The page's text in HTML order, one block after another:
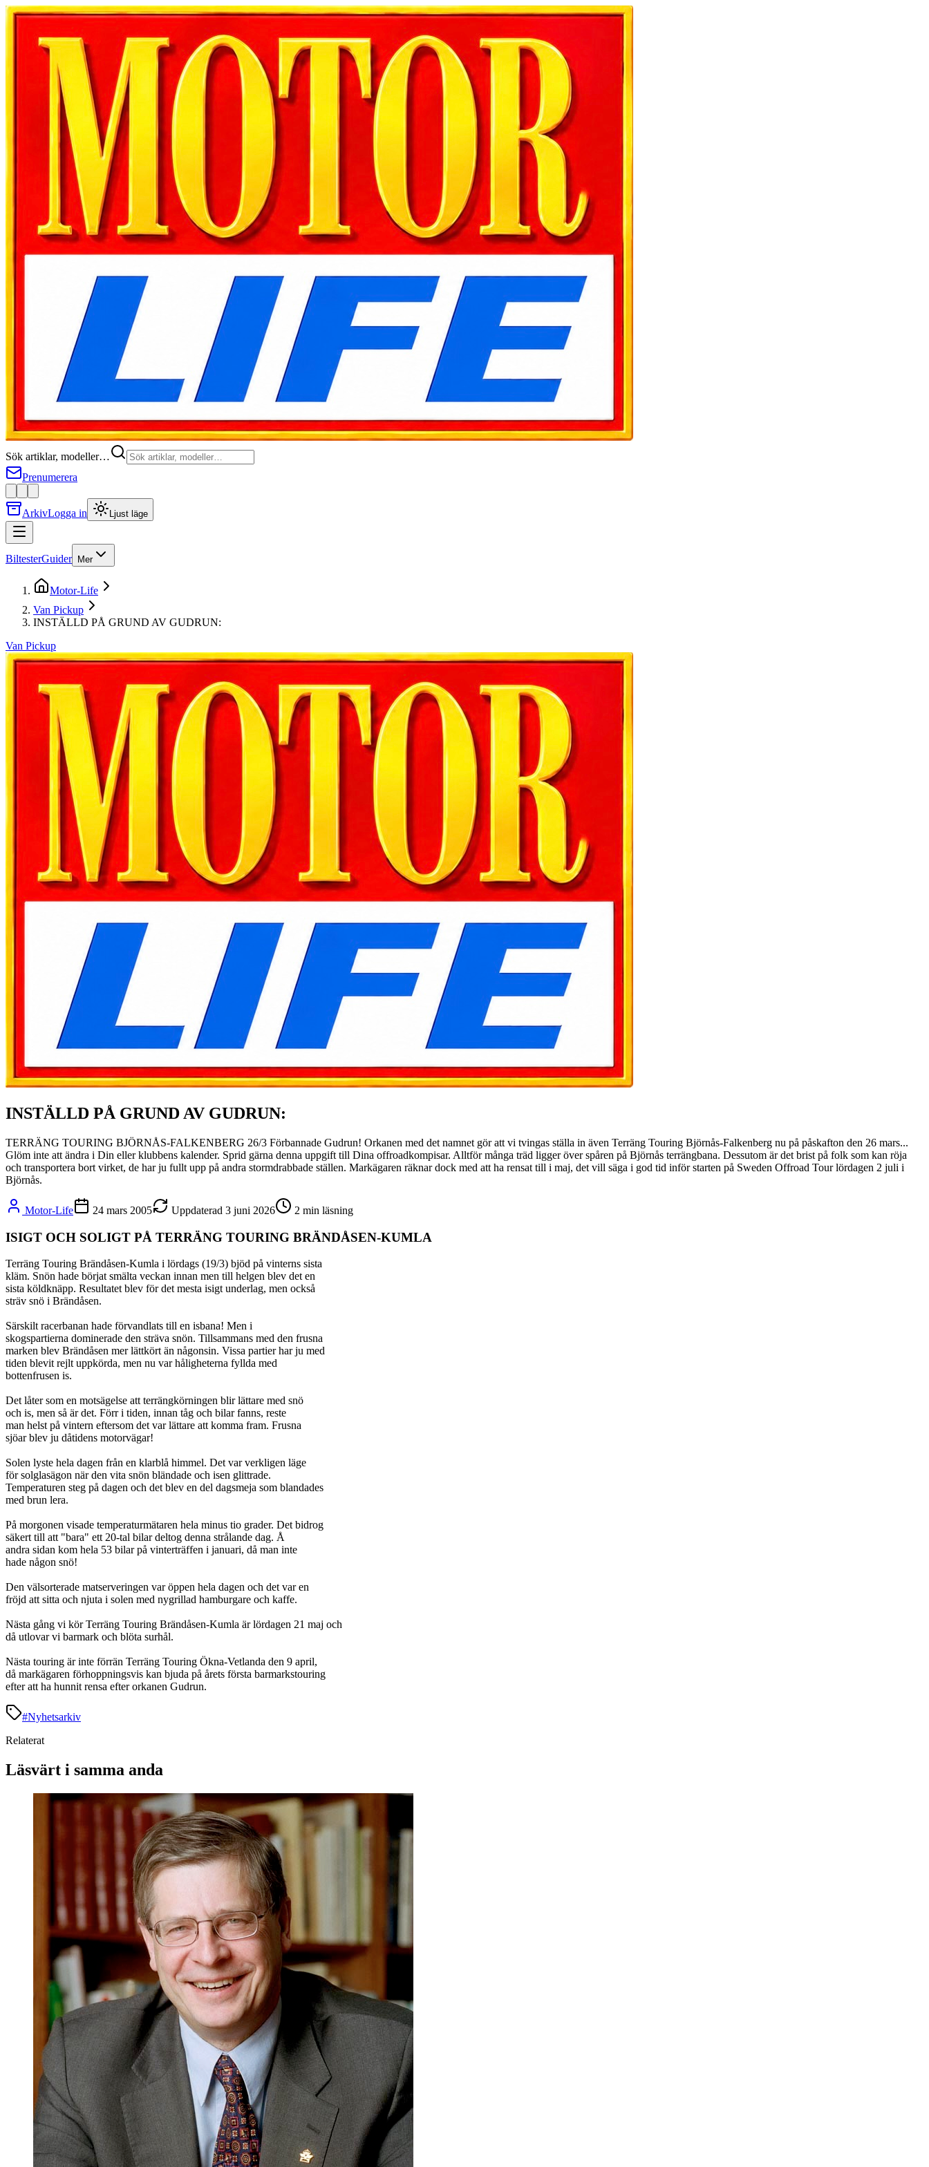
Sök artiklar, modeller…
Prenumerera
ArkivLogga in Ljust läge
BiltesterGuider Mer
Motor-Life
Van Pickup
INSTÄLLD PÅ GRUND AV GUDRUN:
Van Pickup
INSTÄLLD PÅ GRUND AV GUDRUN:
TERRÄNG TOURING BJÖRNÅS-FALKENBERG 26/3 Förbannade Gudrun! Orkanen med det namnet gör att vi tvingas ställa in även Terräng Touring Björnås-Falkenberg nu på påskafton den 26 mars...
Glöm inte att ändra i Din eller klubbens kalender. Sprid gärna denna uppgift till Dina offroadkompisar. Alltför många träd ligger över spåren på Björnås terrängbana. Dessutom är det brist på folk som kan röja
och transportera bort virket, de har ju fullt upp på andra stormdrabbade ställen. Markägaren räknar dock med att ha rensat till i maj, det vill säga i god tid inför starten på Sweden Offroad Tour lördagen 2 juli i
Björnås.
Motor-Life 24 mars 2005 Uppdaterad 3 juni 2026 2 min läsning
ISIGT OCH SOLIGT PÅ TERRÄNG TOURING BRÄNDÅSEN-KUMLA
Terräng Touring Brändåsen-Kumla i lördags (19/3) bjöd på vinterns sista
kläm. Snön hade börjat smälta veckan innan men till helgen blev det en
sista köldknäpp. Resultatet blev för det mesta isigt underlag, men också
sträv snö i Brändåsen.
Särskilt racerbanan hade förvandlats till en isbana! Men i
skogspartierna dominerade den sträva snön. Tillsammans med den frusna
marken blev Brändåsen mer lättkört än någonsin. Vissa partier har ju med
tiden blevit rejlt uppkörda, men nu var håligheterna fyllda med
bottenfrusen is.
Det låter som en motsägelse att terrängkörningen blir lättare med snö
och is, men så är det. Förr i tiden, innan tåg och bilar fanns, reste
man helst på vintern eftersom det var lättare att komma fram. Frusna
sjöar blev ju dåtidens motorvägar!
Solen lyste hela dagen från en klarblå himmel. Det var verkligen läge
för solglasägon när den vita snön bländade och isen glittrade.
Temperaturen steg på dagen och det blev en del dagsmeja som blandades
med brun lera.
På morgonen visade temperaturmätaren hela minus tio grader. Det bidrog
säkert till att "bara" ett 20-tal bilar deltog denna strålande dag. Å
andra sidan kom hela 53 bilar på vinterträffen i januari, då man inte
hade någon snö!
Den välsorterade matserveringen var öppen hela dagen och det var en
fröjd att sitta och njuta i solen med nygrillad hamburgare och kaffe.
Nästa gång vi kör Terräng Touring Brändåsen-Kumla är lördagen 21 maj och
då utlovar vi barmark och blöta surhål.
Nästa touring är inte förrän Terräng Touring Ökna-Vetlanda den 9 april,
då markägaren förhoppningsvis kan bjuda på årets första barmarkstouring
efter att ha hunnit rensa efter orkanen Gudrun.
#Nyhetsarkiv
Relaterat
Läsvärt i samma anda